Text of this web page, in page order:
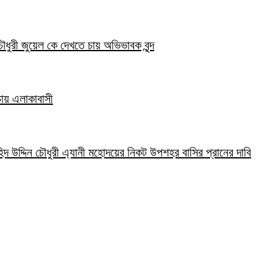
জুয়েল কে দেখতে চায় অভিভাবক বৃন্দ
এলাকাবাসী
চৌধুরী এ্যানী মহোদয়ের নিকট উপশহর বাসির প্রানের দাবি